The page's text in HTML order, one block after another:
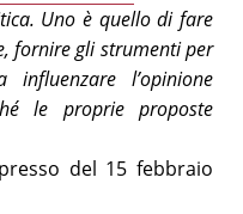
Uno è quello di fare
fornire gli strumenti per
l’opinione
le proprie proposte
del 15 febbraio